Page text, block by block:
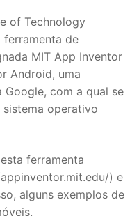
of Technology
ferramenta de
MIT App Inventor
Android, uma
com a qual se
operativo
ferramenta
) e
alguns exemplos de